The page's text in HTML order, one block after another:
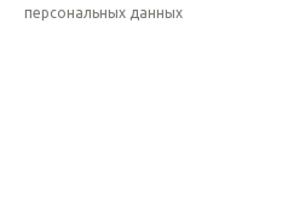
персональных данных